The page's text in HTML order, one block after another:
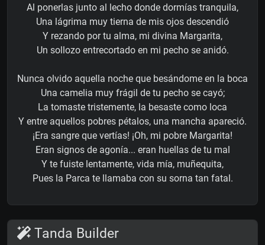
Al ponerlas junto al lecho donde dormías tranquila,
Una lágrima muy tierna de mis ojos descendió
Y rezando por tu alma, mi divina Margarita,
Un sollozo entrecortado en mi pecho se anidó.
Nunca olvido aquella noche que besándome en la boca
Una camelia muy frágil de tu pecho se cayó;
La tomaste tristemente, la besaste como loca
Y entre aquellos pobres pétalos, una mancha apareció.
¡Era sangre que vertías! ¡Oh, mi pobre Margarita!
Eran signos de agonía... eran huellas de tu mal
Y te fuiste lentamente, vida mía, muñequita,
Pues la Parca te llamaba con su sorna tan fatal.
Tanda Builder